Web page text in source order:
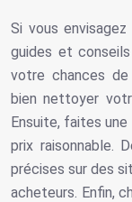
Si vous
guides et
votre chances de
bien nettoyer
Ensuite, faites
prix raisonnable.
précises sur des
acheteurs. Enfin,